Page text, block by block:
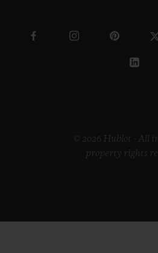
© 2026 Hublot - All
property rights